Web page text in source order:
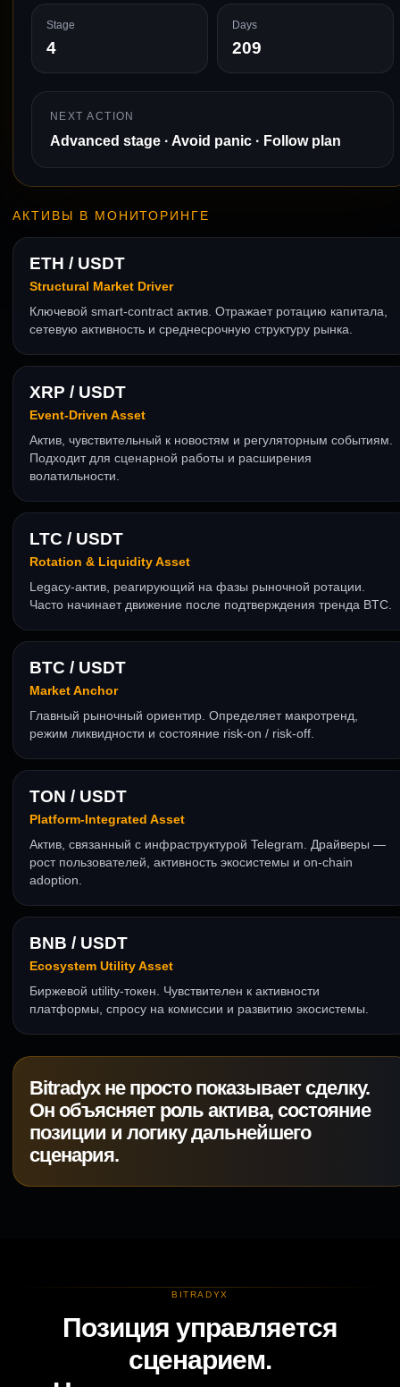
Stage
4
Days
209
NEXT ACTION
Advanced stage · Avoid panic · Follow plan
АКТИВЫ В МОНИТОРИНГЕ
ETH / USDT
Structural Market Driver
Ключевой smart-contract актив. Отражает ротацию капитала,
сетевую активность и среднесрочную структуру рынка.
XRP / USDT
Event-Driven Asset
Актив, чувствительный к новостям и регуляторным событиям.
Подходит для сценарной работы и расширения
волатильности.
LTC / USDT
Rotation & Liquidity Asset
Legacy-актив, реагирующий на фазы рыночной ротации.
Часто начинает движение после подтверждения тренда BTC.
BTC / USDT
Market Anchor
Главный рыночный ориентир. Определяет макротренд,
режим ликвидности и состояние risk-on / risk-off.
TON / USDT
Platform-Integrated Asset
Актив, связанный с инфраструктурой Telegram. Драйверы —
рост пользователей, активность экосистемы и on-chain
adoption.
BNB / USDT
Ecosystem Utility Asset
Биржевой utility-токен. Чувствителен к активности
платформы, спросу на комиссии и развитию экосистемы.
Bitradyx не просто показывает сделку.
Он объясняет роль актива, состояние
позиции и логику дальнейшего
сценария.
BITRADYX
Позиция управляется
сценарием.